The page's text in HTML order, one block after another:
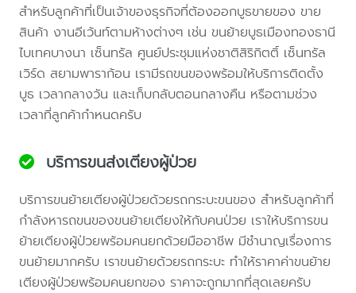
สำหรับลูกค้าที่เป็นเจ้าของธุรกิจที่ต้องออกบูธขายของ ขาย
สินค้า งานอีเว้นท์ตามห้างต่างๆ เช่น ขนย้ายบูธเมืองทองธานี
ไบเทคบางนา เซ็นทรัล ศูนย์ประชุมแห่งชาติสิริกิตติ์ เซ็นทรัล
เวิร์ด สยามพาราก้อน เรามีรถขนของพร้อมให้บริการติดตั้ง
บูธ เวลากลางวัน และเก็บกลับตอนกลางคืน หรือตามช่วง
เวลาที่ลูกค้ากำหนดครับ
บริการขนส่งเตียงผู้ป่วย
บริการขนย้ายเตียงผู้ป่วยด้วยรถกระบะขนของ สำหรับลูกค้าที่
กำลังหารถขนของขนย้ายเตียงให้กับคนป่วย เราให้บริการขน
ย้ายเตียงผู้ป่วยพร้อมคนยกด้วยมืออาชีพ มีชำนาญเรื่องการ
ขนย้ายมากครับ เราขนย้ายด้วยรถกระบะ ทำให้ราคาค่าขนย้าย
เตียงผู้ป่วยพร้อมคนยกของ ราคาจะถูกมากที่สุดเลยครับ